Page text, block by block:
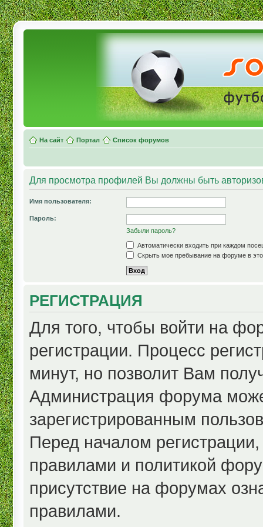
На сайт Портал Список форумов
Для просмотра профилей Вы должны быть
Имя пользователя:
Пароль:
Забыли пароль?
Автоматически входить при каждом
Скрыть мое пребывание на форуме в
РЕГИСТРАЦИЯ
Для того, чтобы войти на
регистрации. Процесс
минут, но позволит Вам
Администрация форума
зарегистрированным
Перед началом
правилами и политикой
присутствие на форумах
правилами.